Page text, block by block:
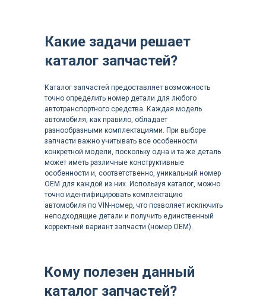
Кому полезен данный
каталог запчастей?
Какие задачи решает
каталог запчастей?
Каталог запчастей предоставляет возможность
точно определить номер детали для любого
автотранспортного средства. Каждая модель
автомобиля, как правило, обладает
разнообразными комплектациями. При выборе
запчасти важно учитывать все особенности
конкретной модели, поскольку одна и та же деталь
может иметь различные конструктивные
особенности и, соответственно, уникальный номер
OEM для каждой из них. Используя каталог, можно
точно идентифицировать комплектацию
автомобиля по VIN-номер, что позволяет исключить
неподходящие детали и получить единственный
корректный вариант запчасти (номер OEM).